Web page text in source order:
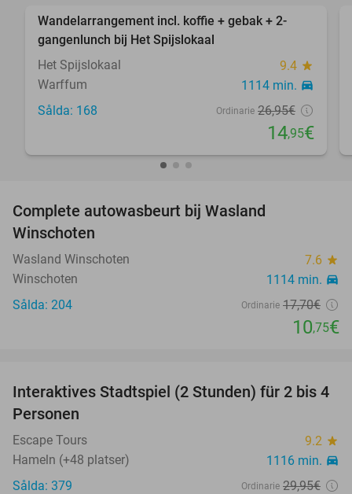
Wandelarrangement incl. koffie + gebak + 2-
gangenlunch bij Het Spijslokaal
Het Spijslokaal
9.4 star
Warffum 1114 min. directions_car
Sålda: 168 Ordinarie 26,95€
14,95€
Complete autowasbeurt bij Wasland
Winschoten
Wasland Winschoten 7.6 star
Winschoten 1114 min. directions_car
Sålda: 204 Ordinarie 17,70€
10,75€
40%
Interaktives Stadtspiel (2 Stunden) für 2 bis 4
Personen
Escape Tours 9.2 star
Hameln (+48 platser) 1116 min. directions_car
Sålda: 379 Ordinarie 29,95€